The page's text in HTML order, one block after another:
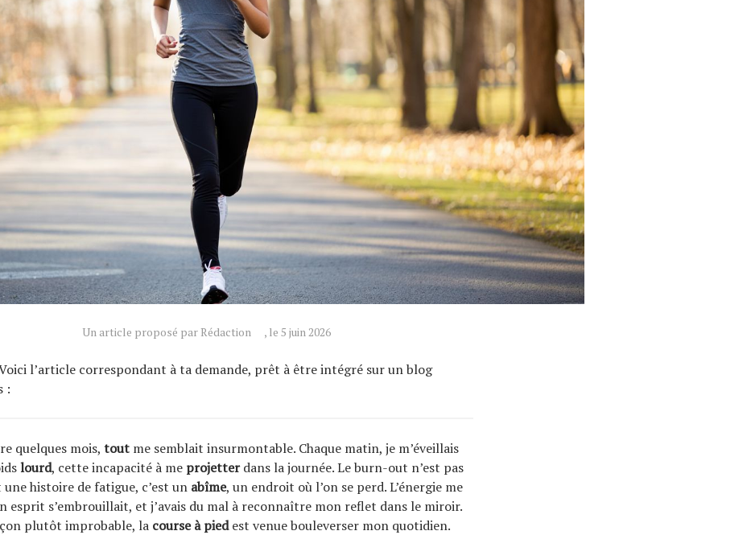
Un article proposé par Rédaction , le 5 juin 2026
l’article correspondant à ta demande, prêt à être intégré sur un blog
:
quelques mois, tout me semblait insurmontable. Chaque matin, je m’éveillais
lourd, cette incapacité à me projetterdans la journée. Le burn-out n’est pas
une histoire de fatigue, c’est un abîme, un endroit où l’on se perd. L’énergie me
esprit s’embrouillait, et j’avais du mal à reconnaître mon reflet dans le miroir.
plutôt improbable, la course à piedest venue bouleverser mon quotidien.